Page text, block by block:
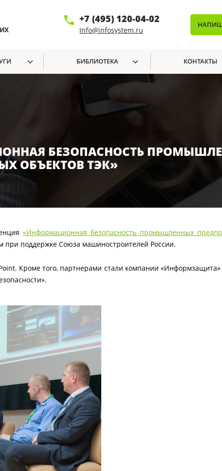
+7 (495) 120-04-02
Info@infosystem.ru
БИБЛИОТЕКА КОНТАКТЫ
БЕЗОПАСНОСТЬ
ОБЪЕКТОВ ТЭК»
«Информационная безопасность промышленных
поддержке Союза машиностроителей России.
Кроме того, партнерами стали компании «Информзащита»